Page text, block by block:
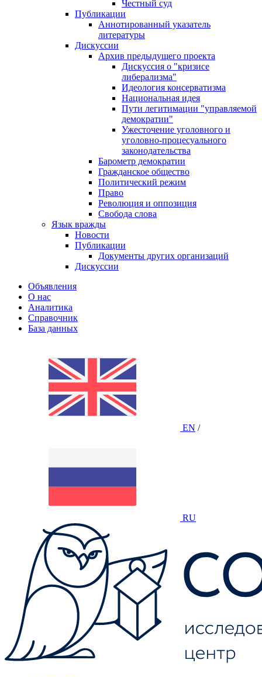
Честный суд
Публикации
Аннотированный указатель
литературы
Дискуссии
Архив предыдущего проекта
Дискуссия о "кризисе
либерализма"
Идеология консерватизма
Национальная идея
Пути легитимации "управляемой
демократии"
Ужесточение уголовного и
уголовно-процесуального
законодательства
Барометр демократии
Гражданское общество
Политический режим
Право
Революция и оппозиция
Свобода слова
Язык вражды
Новости
Публикации
Документы других организаций
Дискуссии
Объявления
О нас
Аналитика
Справочник
База данных
EN /
RU